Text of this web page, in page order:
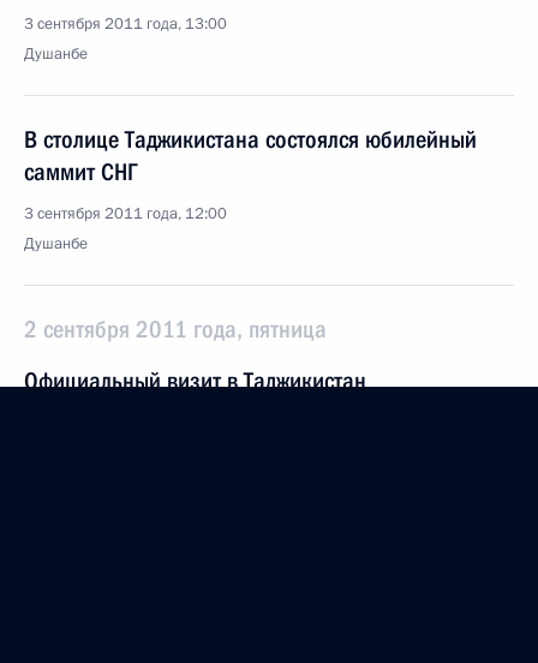
3 сентября 2011 года, 13:00
Душанбе
В столице Таджикистана состоялся юбилейный
саммит СНГ
3 сентября 2011 года, 12:00
Душанбе
2 сентября 2011 года, пятница
Официальный визит в Таджикистан